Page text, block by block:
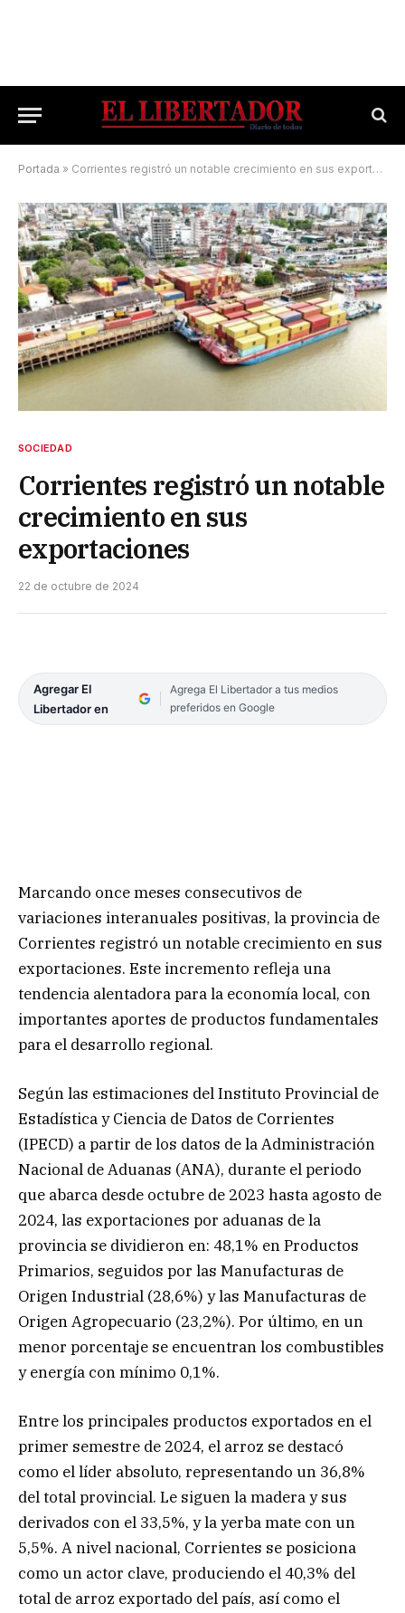
Portada » Corrientes registró un notable crecimiento en sus exportaciones
SOCIEDAD
Corrientes registró un notable
crecimiento en sus
exportaciones
22 de octubre de 2024
Agregar El
Libertador en
Agrega El Libertador a tus medios
preferidos en Google
Marcando once meses consecutivos de
variaciones interanuales positivas, la provincia de
Corrientes registró un notable crecimiento en sus
exportaciones. Este incremento refleja una
tendencia alentadora para la economía local, con
importantes aportes de productos fundamentales
para el desarrollo regional.
Según las estimaciones del Instituto Provincial de
Estadística y Ciencia de Datos de Corrientes
(IPECD) a partir de los datos de la Administración
Nacional de Aduanas (ANA), durante el periodo
que abarca desde octubre de 2023 hasta agosto de
2024, las exportaciones por aduanas de la
provincia se dividieron en: 48,1% en Productos
Primarios, seguidos por las Manufacturas de
Origen Industrial (28,6%) y las Manufacturas de
Origen Agropecuario (23,2%). Por último, en un
menor porcentaje se encuentran los combustibles
y energía con mínimo 0,1%.
Entre los principales productos exportados en el
primer semestre de 2024, el arroz se destacó
como el líder absoluto, representando un 36,8%
del total provincial. Le siguen la madera y sus
derivados con el 33,5%, y la yerba mate con un
5,5%. A nivel nacional, Corrientes se posiciona
como un actor clave, produciendo el 40,3% del
total de arroz exportado del país, así como el